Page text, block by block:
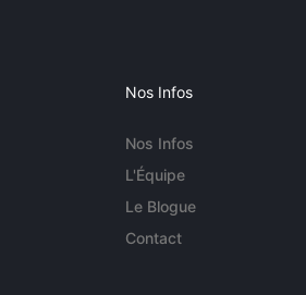
Nos Infos
Nos Infos
L'Équipe
Le Blogue
Contact